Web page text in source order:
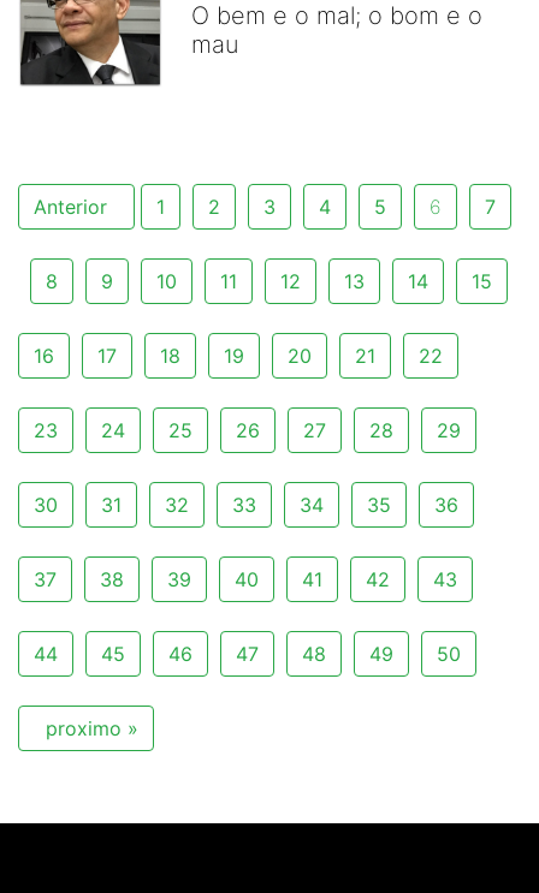
O bem e o mal; o bom e o
mau
Anterior 1 2 3 4 5 6 7
8 9 10 11 12 13 14 15
16 17 18 19 20 21 22
23 24 25 26 27 28 29
30 31 32 33 34 35 36
37 38 39 40 41 42 43
44 45 46 47 48 49 50
proximo »